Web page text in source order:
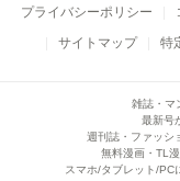
プライバシーポリシー
サイトマップ
特
雑誌・マ
最新号
週刊誌・ファッシ
無料漫画・TL
スマホ/タブレット/PC